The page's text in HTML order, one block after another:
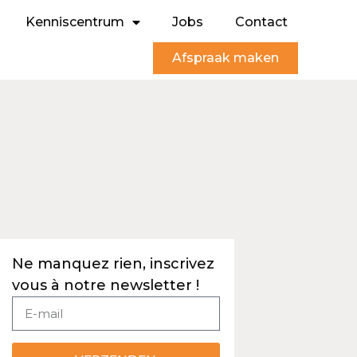
Kenniscentrum Jobs Contact
Afspraak maken
Ne manquez rien, inscrivez
vous à notre newsletter !